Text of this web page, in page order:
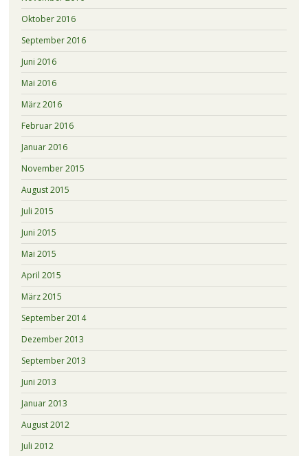
Oktober 2016
September 2016
Juni 2016
Mai 2016
März 2016
Februar 2016
Januar 2016
November 2015
August 2015
Juli 2015
Juni 2015
Mai 2015
April 2015
März 2015
September 2014
Dezember 2013
September 2013
Juni 2013
Januar 2013
August 2012
Juli 2012